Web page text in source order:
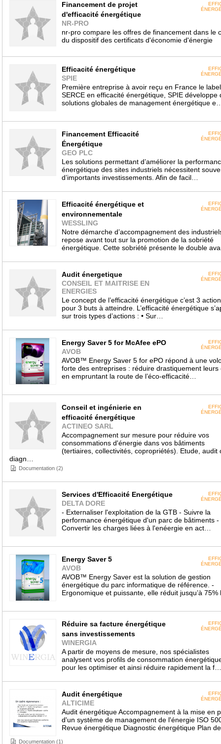
Financement de projet
d'efficacité énergétique
NR-PRO
nr-pro compare les offres de financement dans le
du dispositif des certificats d'économie d'énergie
Efficacité énergétique
SPIE
Première entreprise à avoir reçu en France le label
SERCE en efficacité énergétique, SPIE développe
solutions globales de management énergétique
Financement Efficacité
Énergétique
GEO PLC
Les solutions permettant d’améliorer la
énergétique des sites industriels nécessitent
d’importants investissements. Afin de facil…
Efficacité énergétique et
environnementale
WESSLING
Notre démarche d’accompagnement des
repose avant tout sur la promotion de la sobriété
énergétique. Cette sobriété présente le double
Audit énergetique
CONSEIL ET MAITRISE EN
ENERGIES
Le concept de l’efficacité énergétique c’est 3
pour 3 buts à atteindre. L’efficacité énergétique
sur trois types d’actions : • Sur…
Energy Saver 5 for McAfee ePO
AVOB
AVOB™ Energy Saver 5 for ePO répond à une
forte des entreprises : réduire drastiquement leurs
en empruntant la route de l’éco-efficacité…
Conseil et ingénierie en
efficacité énergétique
ACTINEO SARL
Accompagnement sur mesure pour réduire vos
consommations d'énergie dans vos bâtiments
(tertiaires, collectivités, copropriétés). Etude, audit
diagn…
Documentation (2)
Services d'Efficacité Energétique
DELTA DORE
- Externaliser l'exploitation de la GTB - Suivre la
performance énergétique d'un parc de bâtiments -
Convertir les charges liées à l'enéergie en act…
Energy Saver 5
AVOB
AVOB™ Energy Saver est la solution de gestion
énergétique du parc informatique de référence. -
Ergonomique et puissante, elle réduit jusqu’à 75%
Réduire sa facture énergétique
sans investissements
WINERGIA
A partir de moyens de mesure, nos spécialistes
analysent vos profils de consommation
pour les optimiser et ainsi réduire rapidement la f…
Audit énergétique
ALTICIME
Audit énergétique Accompagnement à la mise en
d'un système de management de l'énergie ISO
Revue énergétique Diagnostic énergétique Plan
Documentation (1)